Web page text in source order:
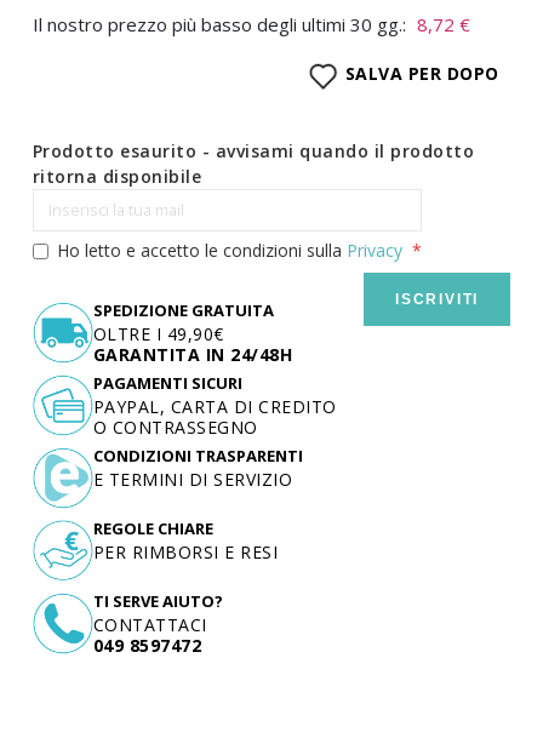
Il nostro prezzo più basso degli ultimi 30 gg.: 8,72 €
SALVA PER DOPO
Prodotto esaurito - avvisami quando il prodotto
ritorna disponibile
Ho letto e accetto le condizioni sulla Privacy
ISCRIVITI
SPEDIZIONE GRATUITA
OLTRE I 49,90€
GARANTITA IN 24/48H
TI SERVE AIUTO?
CONTATTACI
049 8597472
PAGAMENTI SICURI
PAYPAL, CARTA DI CREDITO
O CONTRASSEGNO
CONDIZIONI TRASPARENTI
E TERMINI DI SERVIZIO
REGOLE CHIARE
PER RIMBORSI E RESI